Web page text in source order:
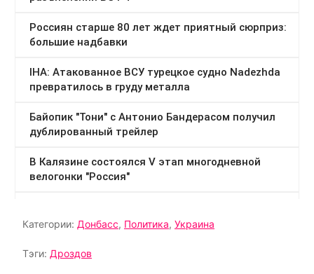
Категории: Донбасс, Политика, Украина
Тэги: Дроздов